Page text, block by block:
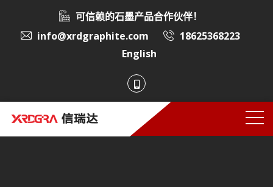
可信赖的石墨产品合作伙伴！
info@xrdgraphite.com
18625368223
English